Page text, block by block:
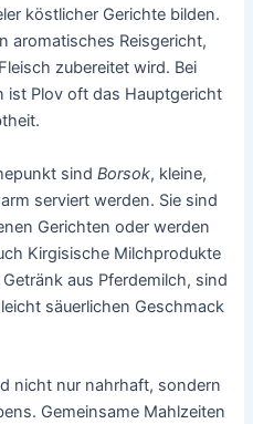
köstlicher Gerichte bilden.
aromatisches Reisgericht,
zubereitet wird. Bei
ist Plov oft das Hauptgericht
sindBorsok, kleine,
serviert werden. Sie sind
Gerichten oder werden
Kirgisische Milchprodukte
aus Pferdemilch, sind
säuerlichen Geschmack
nicht nur nahrhaft, sondern
Gemeinsame Mahlzeiten